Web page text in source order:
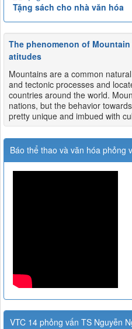
Tặng sách cho nhà văn hóa
The phenomenon of
atitudes
Mountains are a common
and tectonic processes and
countries around the world.
nations, but the behavior
pretty unique and imbued with
Báo thể thao và văn hóa phỏng
VTC 14 phỏng vấn TS Nguyễn